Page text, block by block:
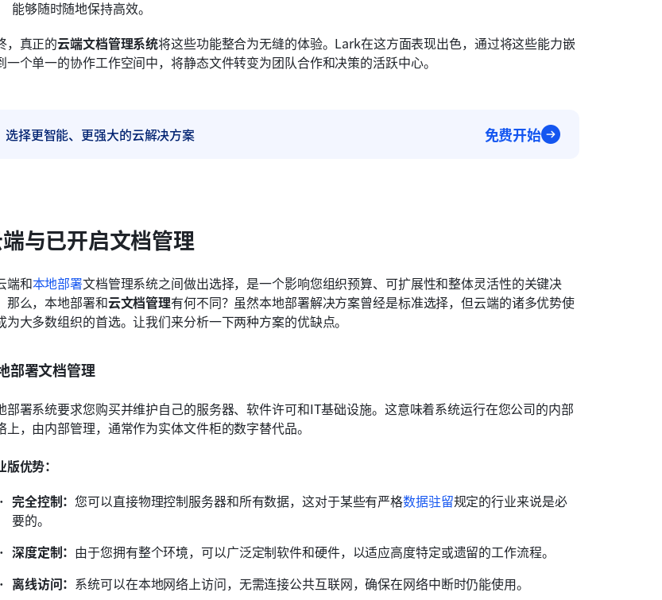
能够随时随地保持高效。
，真正的云端文档管理系统将这些功能整合为无缝的体验。Lark在这方面表现出色，通过将这些能力嵌
一个单一的协作工作空间中，将静态文件转变为团队合作和决策的活跃中心。
选择更智能、更强大的云解决方案 免费开始
与已开启文档管理
端和本地部署文档管理系统之间做出选择，是一个影响您组织预算、可扩展性和整体灵活性的关键决
那么，本地部署和云文档管理有何不同？虽然本地部署解决方案曾经是标准选择，但云端的诸多优势使
为大多数组织的首选。让我们来分析一下两种方案的优缺点。
部署文档管理
部署系统要求您购买并维护自己的服务器、软件许可和IT基础设施。这意味着系统运行在您公司的内部
上，由内部管理，通常作为实体文件柜的数字替代品。
版优势：
完全控制：您可以直接物理控制服务器和所有数据，这对于某些有严格数据驻留规定的行业来说是必
要的。
深度定制： 由于您拥有整个环境，可以广泛定制软件和硬件，以适应高度特定或遗留的工作流程。
离线访问： 系统可以在本地网络上访问，无需连接公共互联网，确保在网络中断时仍能使用。